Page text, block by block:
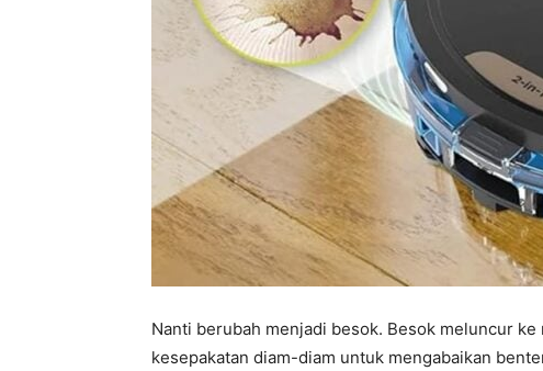
Nanti berubah menjadi besok. Besok meluncur
kesepakatan diam-diam untuk mengabaikan